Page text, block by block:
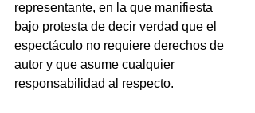
representante, en la que manifiesta
bajo protesta de decir verdad que el
espectáculo no requiere derechos de
autor y que asume cualquier
responsabilidad al respecto.